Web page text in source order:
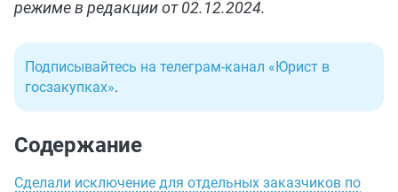
режиме в редакции от 02.12.2024.
Подписывайтесь на телеграм-канал «Юрист в
госзакупках».
Содержание
Сделали исключение для отдельных заказчиков по